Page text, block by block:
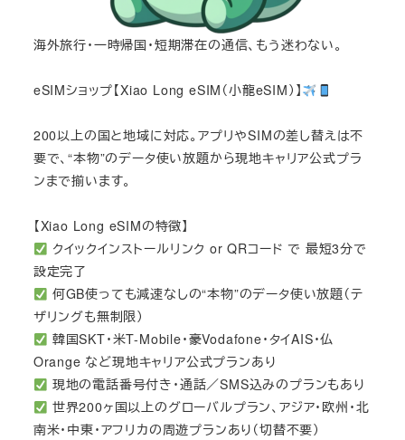
海外旅行・一時帰国・短期滞在の通信、もう迷わない。
eSIMショップ【Xiao Long eSIM（小龍eSIM）】
200以上の国と地域に対応。アプリやSIMの差し替えは不
要で、“本物”のデータ使い放題から現地キャリア公式プラ
ンまで揃います。
【Xiao Long eSIMの特徴】
クイックインストールリンク or QRコード で 最短3分で
設定完了
何GB使っても減速なしの“本物”のデータ使い放題（テ
ザリングも無制限）
韓国SKT・米T-Mobile・豪Vodafone・タイAIS・仏
Orange など現地キャリア公式プランあり
現地の電話番号付き・通話／SMS込みのプランもあり
世界200ヶ国以上のグローバルプラン、アジア・欧州・北
南米・中東・アフリカの周遊プランあり（切替不要）